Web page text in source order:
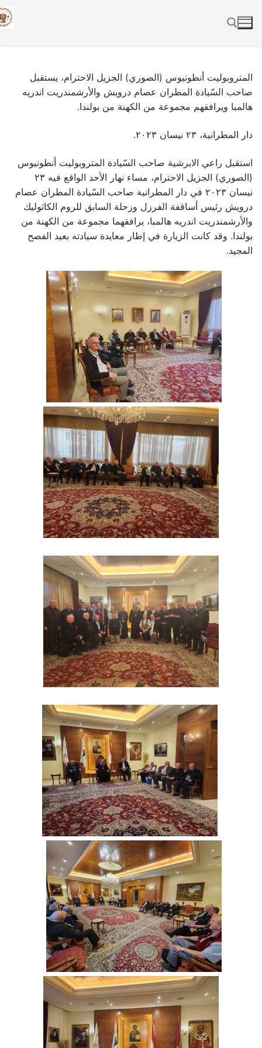
Skip
to
Search for:
المتروبوليت أنطونيوس (الصوري) الجزيل الاحترام، يستقبل
صاحب السّيادة المطران عصام درويش والأرشمندريت اندريه
هالمبا ويرافقهم مجموعة من الكهنة من بولندا.
دار المطرانية، ٢٣ نيسان ٢٠٢٣.
استقبل راعي الابرشية صاحب السّيادة المتروبوليت أنطونيوس
(الصوري) الجزيل الاحترام، مساء نهار الأحد الواقع فيه ٢٣
نيسان ٢٠٢٣ في دار المطرانية صاحب السّيادة المطران عصام
درويش رئيس أساقفة الفرزل وزحلة السابق للروم الكاثوليك
والأرشمندريت اندريه هالمبا، يرافقهما مجموعة من الكهنة من
بولندا. وقد كانت الزيارة في إطار معايدة سيادته بعيد الفصح
المجيد.